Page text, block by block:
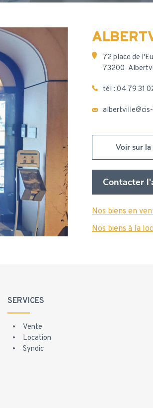
72 place de
73200
tél : 04 79 31
Voir sur la
Contacter
Nos biens en
Nos biens à la
SERVICES
Vente
Location
Syndic